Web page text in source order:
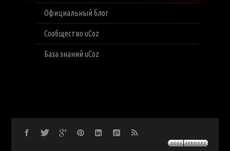
Официальный блог
Сообщество uCoz
База знаний uCoz